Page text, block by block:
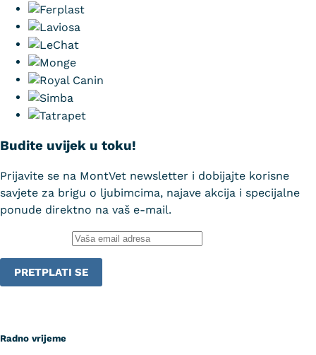
Budite uvijek u toku!
Prijavite se na MontVet newsletter i dobijajte korisne
savjete za brigu o ljubimcima, najave akcija i specijalne
ponude direktno na vaš e-mail.
Radno vrijeme